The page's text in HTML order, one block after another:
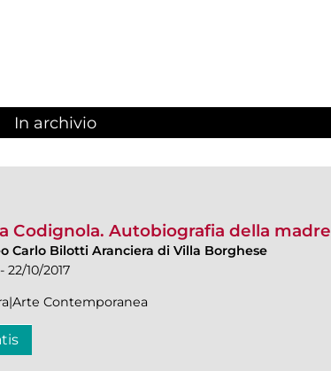
In archivio
Codignola. Autobiografia della madre
Carlo Bilotti Aranciera di Villa Borghese
22/10/2017
Contemporanea